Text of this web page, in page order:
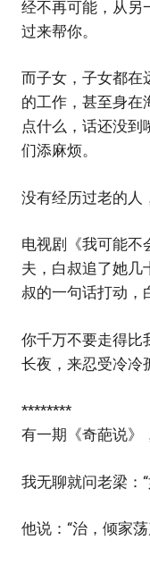
经不再可能，从另
过来帮你。
而子女，子女都在
的工作，甚至身在
点什么，话还没到
们添麻烦。
没有经历过老的人
电视剧《我可能不
夫，白叔追了她几
叔的一句话打动，
你千万不要走得比
长夜，来忍受冷冷
********
有一期《奇葩说》
我无聊就问老梁：
他说：“治，倾家